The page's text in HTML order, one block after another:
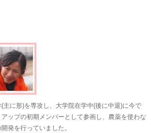
主に形)を専攻し、大学院在学中(後に中退)に今で
ップの初期メンバーとして参画し、農薬を使わな
発を行っていました。